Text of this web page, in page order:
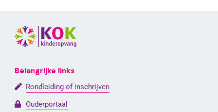
Belangrijke links
Rondleiding of inschrijven
Ouderportaal